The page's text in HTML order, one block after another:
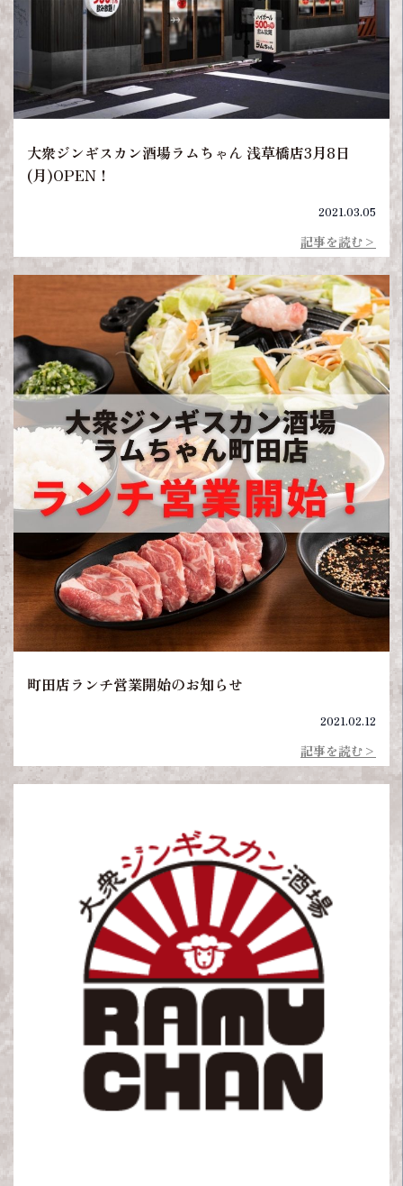
大衆ジンギスカン酒場ラムちゃん 浅草橋店3月8日
(月)OPEN！
2021.03.05
記事を読む>
町田店ランチ営業開始のお知らせ
2021.02.12
記事を読む>